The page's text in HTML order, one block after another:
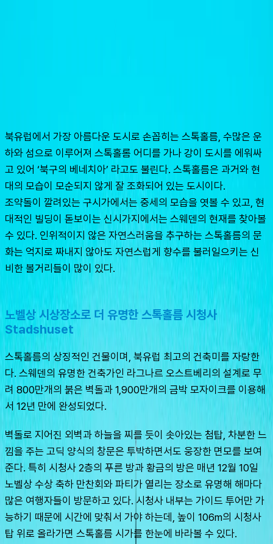
북유럽에서 가장 아름다운 도시로 손꼽히는 스톡홀름, 수많은 운
하와 섬으로 이루어져 스톡홀롬 어디를 가나 강이 도시를 에워싸
고 있어 ‘북구의 베네치아’ 라고도 불린다. 스톡홀름은 과거와 현
대의 모습이 모순되지 않게 잘 조화되어 있는 도시이다.
조약돌이 깔려있는 구시가에서는 중세의 모습을 엿볼 수 있고, 현
대적인 빌딩이 돋보이는 신시가지에서는 스웨덴의 현재를 찾아볼
수 있다. 인위적이지 않은 자연스러움을 추구하는 스톡홀름의 문
화는 억지로 짜내지 않아도 자연스럽게 향수를 불러일으키는 신
비한 볼거리들이 많이 있다.
노벨상 시상장소로 더 유명한 스톡홀름 시청사
Stadshuset
스톡홀름의 상징적인 건물이며, 북유럽 최고의 건축미를 자랑한
다. 스웨덴의 유명한 건축가인 라그나르 오스트베리의 설계로 무
려 800만개의 붉은 벽돌과 1,900만개의 금박 모자이크를 이용해
서 12년 만에 완성되었다.
벽돌로 지어진 외벽과 하늘을 찌를 듯이 솟아있는 첨탑, 차분한 느
낌을 주는 고딕 양식의 창문은 투박하면서도 웅장한 면모를 보여
준다. 특히 시청사 2층의 푸른 방과 황금의 방은 매년 12월 10일
노벨상 수상 축하 만찬회와 파티가 열리는 장소로 유명해 해마다
많은 여행자들이 방문하고 있다. 시청사 내부는 가이드 투어만 가
능하기 때문에 시간에 맞춰서 가야 하는데, 높이 106m의 시청사
탑 위로 올라가면 스톡홀름 시가를 한눈에 바라볼 수 있다.